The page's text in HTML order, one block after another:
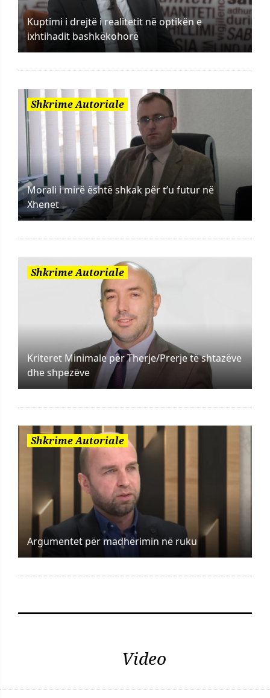
Kuptimi i drejtë i realitetit në optikën e
ixhtihadit bashkëkohorë
Shkrime Autoriale
Morali i mirë është shkak për t’u futur në
Xhenet
Shkrime Autoriale
Kriteret Minimale për Therje/Prerje të shtazëve
dhe shpezëve
Shkrime Autoriale
Argumentet për madhërimin në ruku
Video